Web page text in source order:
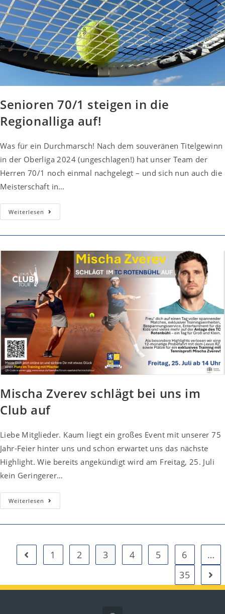
Senioren 70/1 steigen in die
Regionalliga auf!
Was für ein Durchmarsch! Nach dem souveränen Titelgewinn
in der Oberliga 2024 (ungeschlagen!) hat unser Team der
Herren 70/1 noch einmal nachgelegt – und sich nun auch die
Meisterschaft in…
Weiterlesen Senioren
70/1
In
Auf!
Mischa Zverev schlägt bei uns im
Club auf
Liebe Mitglieder. Kaum liegt ein großes Event mit unserer 75
Jahr-Feier hinter uns und schon erwartet uns das nächste
Highlight. Wie bereits angekündigt wird am Freitag, 25. Juli
kein Geringerer…
Weiterlesen Mischa
Zverev
Bei
Club
Auf
Gehe zur vorherigen Seite
1 2 3 4 5 6
…
35